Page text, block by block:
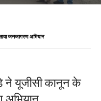
जनजागरण अभियान
ने यूजीसी कानून के
अभियान